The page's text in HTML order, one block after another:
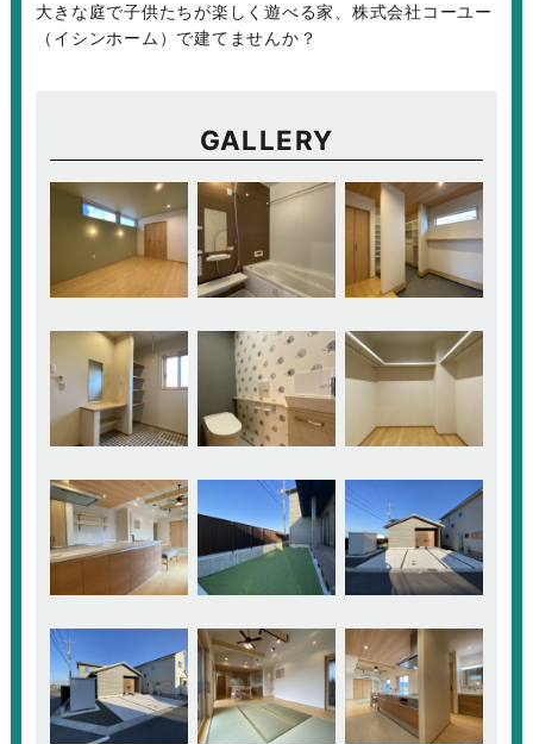
大きな庭で子供たちが楽しく遊べる家、株式会社コーユー
（イシンホーム）で建てませんか？
GALLERY